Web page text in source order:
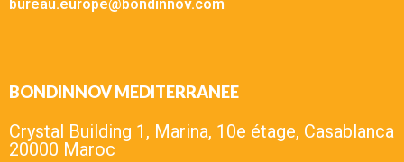
bureau.europe@bondinnov.com
BONDINNOV MEDITERRANEE
Crystal Building 1, Marina, 10e étage, Casablanca
20000 Maroc